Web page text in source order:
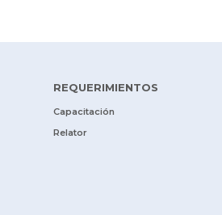
REQUERIMIENTOS
Capacitación
Relator